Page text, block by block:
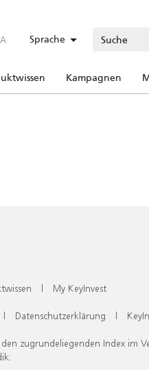
Sprache
Kampagnen
| My KeyInvest
| Datenschutzerklärung |
zugrundeliegenden Index im